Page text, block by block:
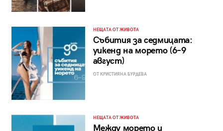
НЕЩАТА ОТ ЖИВОТА
Събития за седмицата:
уикенд на морето (6–9
август)
ОТ КРИСТИЯНА БУРДЕВА
НЕЩАТА ОТ ЖИВОТА
Между морето и